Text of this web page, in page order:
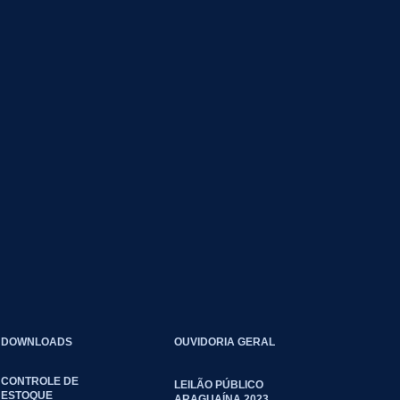
DOWNLOADS OUVIDORIA GERAL
CONTROLE DE
ESTOQUE
LEILÃO PÚBLICO